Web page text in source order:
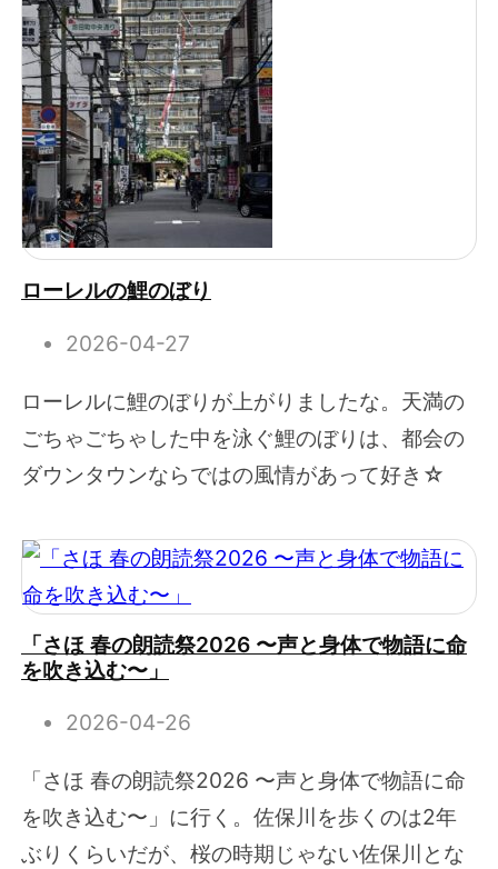
ローレルの鯉のぼり
2026-04-27
ローレルに鯉のぼりが上がりましたな。天満の
ごちゃごちゃした中を泳ぐ鯉のぼりは、都会の
ダウンタウンならではの風情があって好き☆
「さほ 春の朗読祭2026 〜声と身体で物語に命
を吹き込む〜」
2026-04-26
「さほ 春の朗読祭2026 〜声と身体で物語に命
を吹き込む〜」に行く。佐保川を歩くのは2年
ぶりくらいだが、桜の時期じゃない佐保川とな